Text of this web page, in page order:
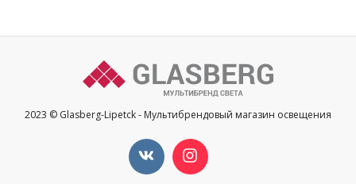
2023 © Glasberg-Lipetck - Мультибрендовый магазин освещения